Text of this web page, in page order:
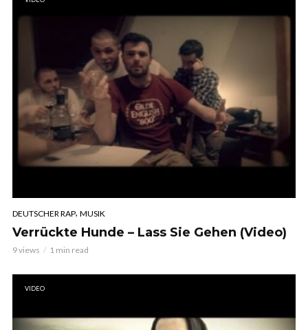
DEUTSCHER RAP, MUSIK
Verrückte Hunde – Lass Sie Gehen (Video)
9 views 1 min read
VIDEO